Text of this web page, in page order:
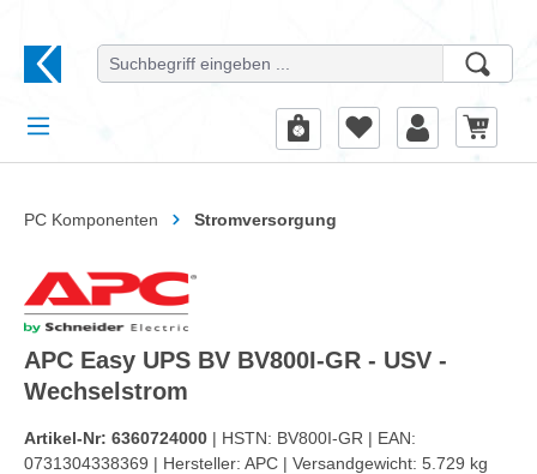
PC Komponenten Stromversorgung
APC Easy UPS BV BV800I-GR - USV -
Wechselstrom
Artikel-Nr: 6360724000 | HSTN: BV800I-GR | EAN:
0731304338369 | Hersteller: APC | Versandgewicht: 5.729 kg